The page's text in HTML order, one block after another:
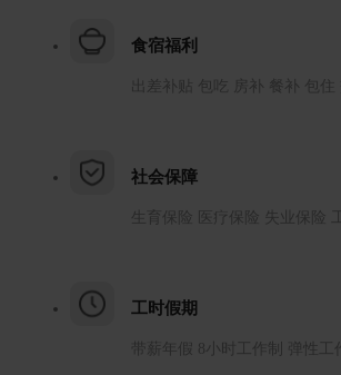
为员工创造幸福，为客户创造价值作为使
一村科技为员工提供了全面且具有竞争力
A 薪资收入：具有行业竞争力的月薪+月度/
B 夜班福利：夜班津贴，另外每天免费提
食宿福利
出差补贴 包吃 房补 餐补 包住
社会保障
生育保险 医疗保险 失业保险
工时假期
带薪年假 8小时工作制 弹性工